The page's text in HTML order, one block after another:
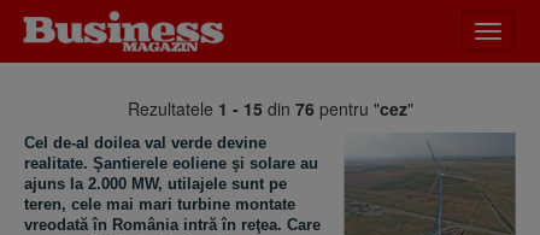
meniu
Rezultatele 1 - 15 din 76 pentru "cez"
Cel de-al doilea val verde devine
realitate. Şantierele eoliene şi solare au
ajuns la 2.000 MW, utilajele sunt pe
teren, cele mai mari turbine montate
vreodată în România intră în reţea. Care